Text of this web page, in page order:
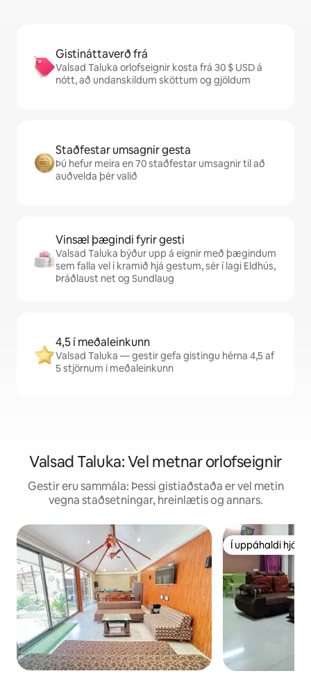
Gistináttaverð frá
Valsad Taluka orlofseignir kosta frá 30 $ USD á
nótt, að undanskildum sköttum og gjöldum
Staðfestar umsagnir gesta
Þú hefur meira en 70 staðfestar umsagnir til að
auðvelda þér valið
Vinsæl þægindi fyrir gesti
Valsad Taluka býður upp á eignir með þægindum
sem falla vel í kramið hjá gestum, sér í lagi Eldhús,
Þráðlaust net og Sundlaug
4,5 í meðaleinkunn
Valsad Taluka — gestir gefa gistingu hérna 4,5 af
5 stjörnum í meðaleinkunn
Valsad Taluka: Vel metnar orlofseignir
Gestir eru sammála: Þessi gistiaðstaða er vel metin
vegna staðsetningar, hreinlætis og annars.
Í uppáhaldi hjá
Í uppáhaldi hjá